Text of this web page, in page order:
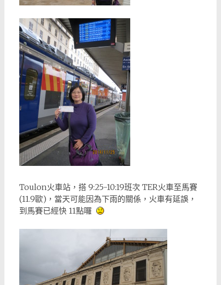
Toulon火車站，搭 9:25-10:19班次 TER火車至馬賽
(11.9歐)，當天可能因為下雨的關係，火車有延誤，
到馬賽已經快 11點囉